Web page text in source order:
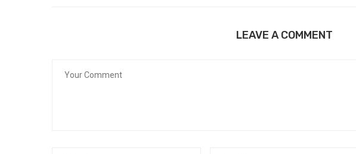
LEAVE A COMMENT